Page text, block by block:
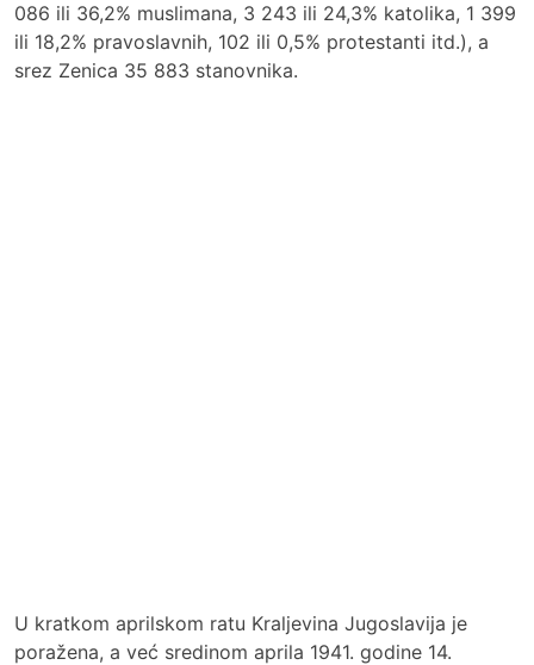
086 ili 36,2% muslimana, 3 243 ili 24,3% katolika, 1 399
ili 18,2% pravoslavnih, 102 ili 0,5% protestanti itd.), a
srez Zenica 35 883 stanovnika.
U kratkom aprilskom ratu Kraljevina Jugoslavija je
poražena, a već sredinom aprila 1941. godine 14.